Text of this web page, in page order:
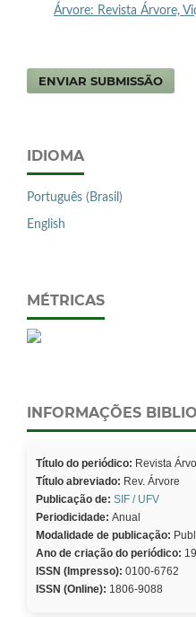
Árvore: Revista Árvore,
ENVIAR SUBMISSÃO
IDIOMA
Português (Brasil)
English
MÉTRICAS
INFORMAÇÕES
Título do periódico: Revista
Título abreviado: Rev. Árvore
Publicação de: SIF / UFV
Periodicidade: Anual
Modalidade de publicação:
Ano de criação do periódico:
ISSN (Impresso): 0100-6762
ISSN (Online): 1806-9088